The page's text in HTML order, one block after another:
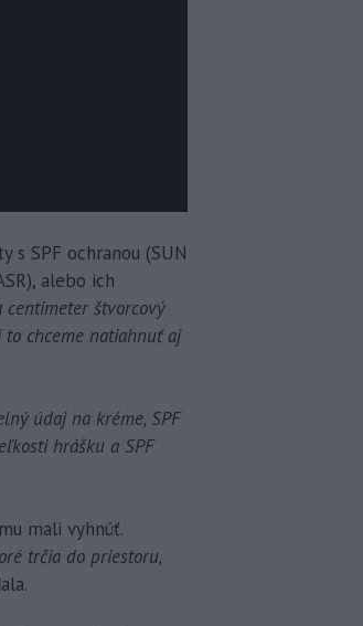
SPF ochranou (SUN
alebo ich
štvorcový
chceme natiahnuť aj
údaj na kréme, SPF
hrášku a SPF
mali vyhnúť.
trčia do priestoru,